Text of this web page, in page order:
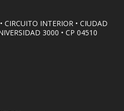
CIRCUITO INTERIOR • CIUDAD
3000 • CP 04510